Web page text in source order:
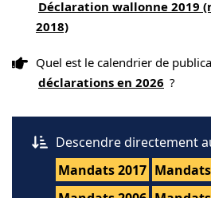
Déclaration wallonne 2019
2018)
Quel est le calendrier de
déclarations en 2026 ?
Descendre directement
Mandats 2017